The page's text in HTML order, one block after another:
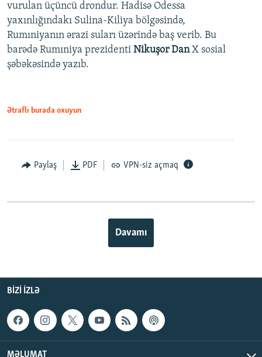
vurulan üçüncü drondur. Hadisə Odessa
yaxınlığındakı Sulina-Kiliya bölgəsində,
Rumıniyanın ərazi suları üzərində baş verib. Bu
barədə Rumıniya prezidenti Nikuşor DanX sosial
şəbəkəsində yazıb.
Ətraflı burada oxuyun
Paylaş PDF VPN-siz açmaq
Davamı
BIZI IZLƏ
MƏLUMAT